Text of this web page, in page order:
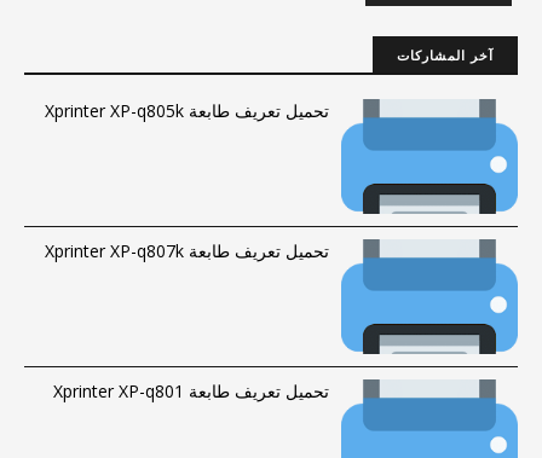
آخر المشاركات
تحميل تعريف طابعة Xprinter XP-q805k
تحميل تعريف طابعة Xprinter XP-q807k
تحميل تعريف طابعة Xprinter XP-q801